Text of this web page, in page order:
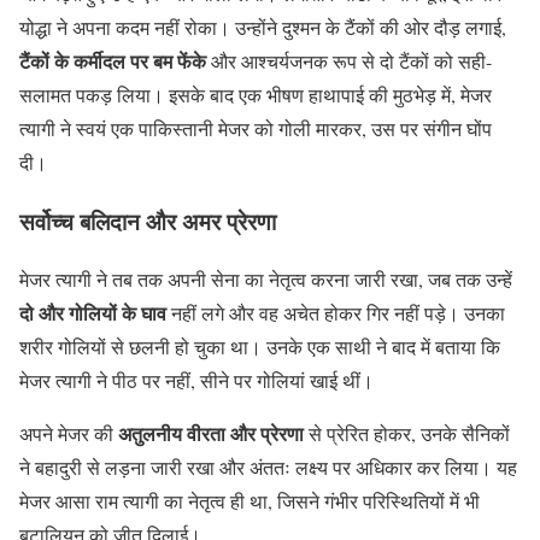
योद्धा ने अपना कदम नहीं रोका। उन्होंने दुश्मन के टैंकों की ओर दौड़ लगाई,
टैंकों के कर्मीदल पर बम फेंकेऔर आश्चर्यजनक रूप से दो टैंकों को सही-
सलामत पकड़ लिया। इसके बाद एक भीषण हाथापाई की मुठभेड़ में, मेजर
त्यागी ने स्वयं एक पाकिस्तानी मेजर को गोली मारकर, उस पर संगीन घोंप
दी।
सर्वोच्च बलिदान और अमर प्रेरणा
मेजर त्यागी ने तब तक अपनी सेना का नेतृत्व करना जारी रखा, जब तक उन्हें
दो और गोलियों के घावनहीं लगे और वह अचेत होकर गिर नहीं पड़े। उनका
शरीर गोलियों से छलनी हो चुका था। उनके एक साथी ने बाद में बताया कि
मेजर त्यागी ने पीठ पर नहीं, सीने पर गोलियां खाई थीं।
अपने मेजर कीअतुलनीय वीरता और प्रेरणासे प्रेरित होकर, उनके सैनिकों
ने बहादुरी से लड़ना जारी रखा और अंततः लक्ष्य पर अधिकार कर लिया। यह
मेजर आसा राम त्यागी का नेतृत्व ही था, जिसने गंभीर परिस्थितियों में भी